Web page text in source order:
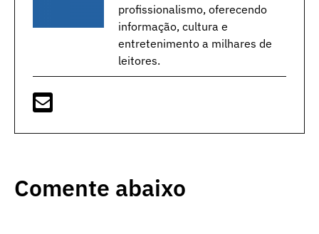
profissionalismo, oferecendo
informação, cultura e
entretenimento a milhares de
leitores.
Comente abaixo